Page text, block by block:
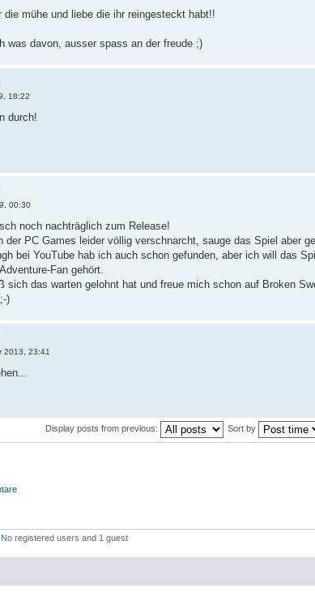
die mühe und liebe die ihr reingesteckt habt!!
was davon, ausser spass an der freude ;)
18:22
durch!
00:30
noch nachträglich zum Release!
der PC Games leider völlig verschnarcht, sauge das Spiel aber
bei YouTube hab ich auch schon gefunden, aber ich will das
Fan gehört.
sich das warten gelohnt hat und freue mich schon auf Broken
)
2013, 23:41
Display posts from previous: Sort by
registered users and 1 guest